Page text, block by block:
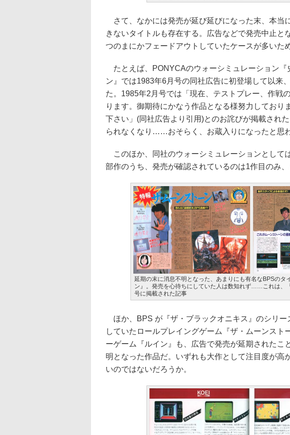
さて、なかには発売が延び延びになった末、本当
きないタイトルも存在する。広告などで発売中止と
つのまにかフェードアウトしていたケースが多いた
たとえば、PONYCAのウォーシミュレーション『
ン』では1983年6月号の同社広告に初登場して以来
た。1985年2月号では「現在、テストプレー、作戦
ります。御期待にかなう作品となる様努力しており
下さい」(同社広告より引用)とのお詫びが掲載され
られなくなり……おそらく、お蔵入りになったと思わ
このほか、同社のウォーシミュレーションとして
部作のうち、発売が確認されているのは1作目のみ、
延期の末に消息不明となった、あまりにも有名なBPSのタ
ン』。発売を心待ちにしていた人は数知れず……これは、
号に掲載された記事
ほか、BPS が『ザ・ブラックオニキス』のシリー
していたロールプレイングゲーム『ザ・ムーンスト
ーゲーム『ルイン』も、広告で発売が延期されたこ
明となった作品だ。いずれも大作として注目度が高
いのではないだろうか。